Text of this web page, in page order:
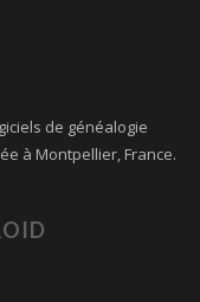
de généalogie
à Montpellier, France.